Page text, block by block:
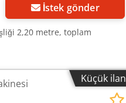
İstek gönder
2,20 metre, toplam
Küçük ilan